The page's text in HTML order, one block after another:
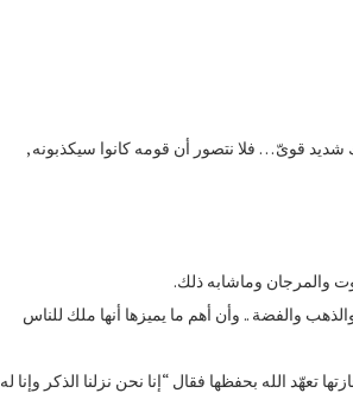
شديد قوىّ … فلا نتصور أن قومه كانوا سيكذبونه ,
والمرجان وماشابه ذلك.
والفضة .. وأن أهم ما يميزها أنها ملك للناس
تعهّد الله بحفظها فقال “إنا نحن نزلنا الذكر وإنا له